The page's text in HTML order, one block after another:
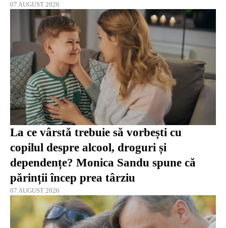
07 AUGUST 2026
La ce vârstă trebuie să vorbești cu
copilul despre alcool, droguri și
dependențe? Monica Sandu spune că
părinții încep prea târziu
07 AUGUST 2026